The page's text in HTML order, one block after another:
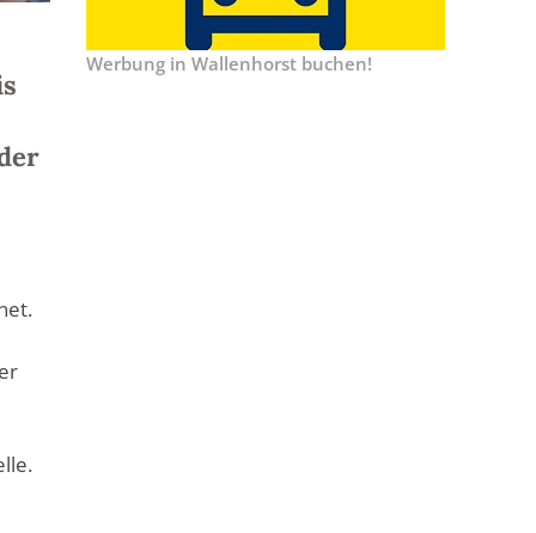
Werbung in Wallenhorst buchen!